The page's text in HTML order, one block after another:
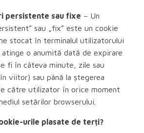
persistente sau fixe – Un
sau „fix” este un cookie
stocat în terminalul utilizatorului
atinge o anumită dată de expirare
fi în câteva minute, zile sau
viitor) sau până la ștegerea
către utilizator în orice moment
setărilor browserului.
urile plasate de terți?